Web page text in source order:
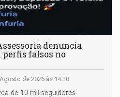
denuncia
perfis falsos no
de 2026 às 14:28
de 10 mil seguidores